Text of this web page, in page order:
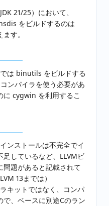
21/25）において、
をビルドするのは
す。
は binutils をビルドする
ンパイラを使う必要があ
に cygwin を利用するこ
ンストールは不完全でイ
足しているなど、LLVMビ
問題があると記載されて
13までは）
キットではなく、コンパ
、ベースに別途Cのラン